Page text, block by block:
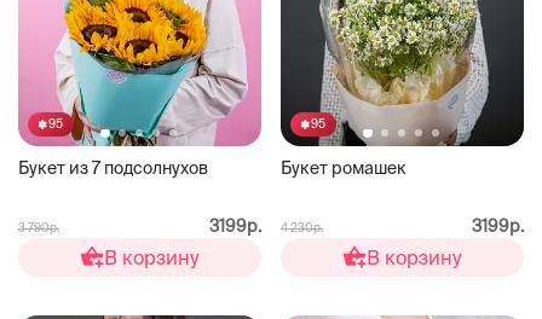
95
Букет из 7 подсолнухов
3 790р. 3199р.
В корзину
95
Букет ромашек
4 230р. 3199р.
В корзину